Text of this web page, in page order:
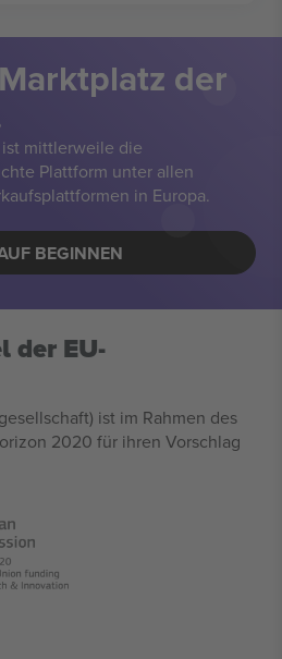
der
mittlerweile die
Plattform unter allen
in Europa.
BEGINNEN
der EU-
ist im Rahmen des
2020 für ihren Vorschlag